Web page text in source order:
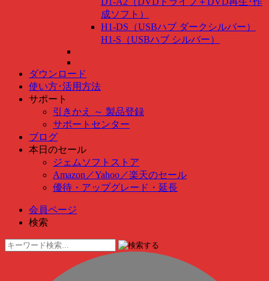
成ソフト）
H1-DS（USBハブ ダークシルバー）
H1-S（USBハブ シルバー）
ダウンロード
使い方･活用方法
サポート
引きかえ ～ 製品登録
サポートセンター
ブログ
本日のセール
ジェムソフトストア
Amazon ／Yahoo ／楽天のセール
優待・アップグレード・延長
会員ページ
検索